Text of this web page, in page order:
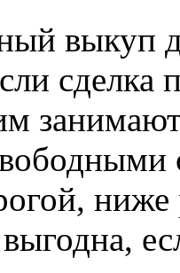
выкуп
сделка